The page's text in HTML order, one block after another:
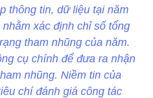
thông tin, dữ liệu tại năm
xác định chỉ số tổng
tham nhũng của năm.
cụ chính để đưa ra nhận
nhũng. Niềm tin của
chí đánh giá công tác